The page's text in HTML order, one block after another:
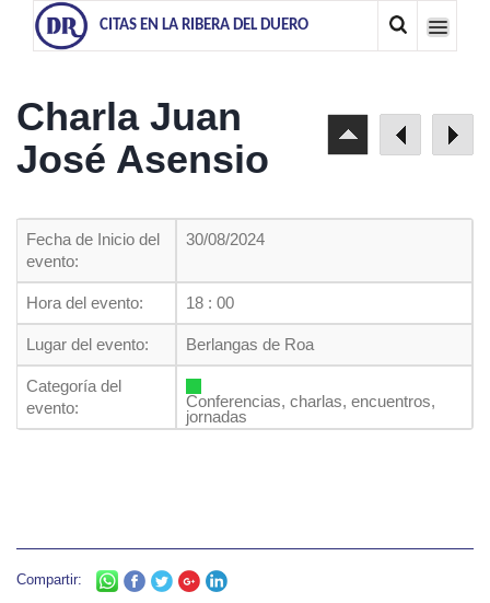
CITAS EN LA RIBERA DEL DUERO
Charla Juan
José Asensio
Fecha de Inicio del
evento:
30/08/2024
Hora del evento: 18 : 00
Lugar del evento: Berlangas de Roa
Categoría del
evento:
Conferencias, charlas, encuentros,
jornadas
Compartir: